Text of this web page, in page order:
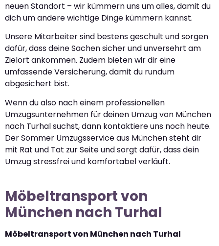
neuen Standort – wir kümmern uns um alles, damit du
dich um andere wichtige Dinge kümmern kannst.
Unsere Mitarbeiter sind bestens geschult und sorgen
dafür, dass deine Sachen sicher und unversehrt am
Zielort ankommen. Zudem bieten wir dir eine
umfassende Versicherung, damit du rundum
abgesichert bist.
Wenn du also nach einem professionellen
Umzugsunternehmen für deinen Umzug von München
nach Turhal suchst, dann kontaktiere uns noch heute.
Der Sommer Umzugsservice aus München steht dir
mit Rat und Tat zur Seite und sorgt dafür, dass dein
Umzug stressfrei und komfortabel verläuft.
Möbeltransport von
München nach Turhal
Möbeltransport von München nach Turhal